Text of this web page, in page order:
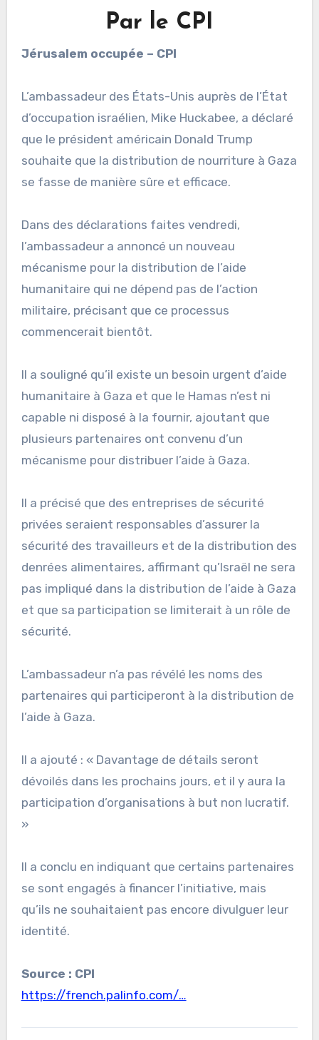
Par le CPI
Jérusalem occupée – CPI
L’ambassadeur des États-Unis auprès de l’État
d’occupation israélien, Mike Huckabee, a déclaré
que le président américain Donald Trump
souhaite que la distribution de nourriture à Gaza
se fasse de manière sûre et efficace.
Dans des déclarations faites vendredi,
l’ambassadeur a annoncé un nouveau
mécanisme pour la distribution de l’aide
humanitaire qui ne dépend pas de l’action
militaire, précisant que ce processus
commencerait bientôt.
Il a souligné qu’il existe un besoin urgent d’aide
humanitaire à Gaza et que le Hamas n’est ni
capable ni disposé à la fournir, ajoutant que
plusieurs partenaires ont convenu d’un
mécanisme pour distribuer l’aide à Gaza.
Il a précisé que des entreprises de sécurité
privées seraient responsables d’assurer la
sécurité des travailleurs et de la distribution des
denrées alimentaires, affirmant qu’Israël ne sera
pas impliqué dans la distribution de l’aide à Gaza
et que sa participation se limiterait à un rôle de
sécurité.
L’ambassadeur n’a pas révélé les noms des
partenaires qui participeront à la distribution de
l’aide à Gaza.
Il a ajouté : « Davantage de détails seront
dévoilés dans les prochains jours, et il y aura la
participation d’organisations à but non lucratif.
»
Il a conclu en indiquant que certains partenaires
se sont engagés à financer l’initiative, mais
qu’ils ne souhaitaient pas encore divulguer leur
identité.
Source : CPI
https://french.palinfo.com/…